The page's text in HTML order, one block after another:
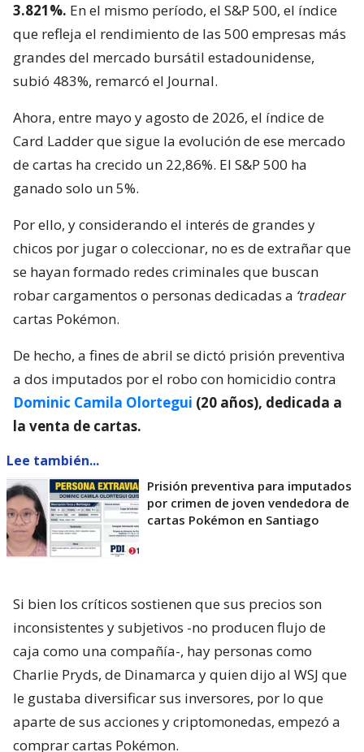
3.821%. En el mismo período, el S&P 500, el índice
que refleja el rendimiento de las 500 empresas más
grandes del mercado bursátil estadounidense,
subió 483%, remarcó el Journal.
Ahora, entre mayo y agosto de 2026, el índice de
Card Ladder que sigue la evolución de ese mercado
de cartas ha crecido un 22,86%. El S&P 500 ha
ganado solo un 5%.
Por ello, y considerando el interés de grandes y
chicos por jugar o coleccionar, no es de extrañar que
se hayan formado redes criminales que buscan
robar cargamentos o personas dedicadas a ‘tradear
cartas Pokémon.
De hecho, a fines de abril se dictó prisión preventiva
a dos imputados por el robo con homicidio contra
Dominic Camila Olortegui (20 años), dedicada a
la venta de cartas.
Lee también...
Prisión preventiva para imputados
por crimen de joven vendedora de
cartas Pokémon en Santiago
Si bien los críticos sostienen que sus precios son
inconsistentes y subjetivos -no producen flujo de
caja como una compañía-, hay personas como
Charlie Pryds, de Dinamarca y quien dijo al WSJ que
le gustaba diversificar sus inversores, por lo que
aparte de sus acciones y criptomonedas, empezó a
comprar cartas Pokémon.